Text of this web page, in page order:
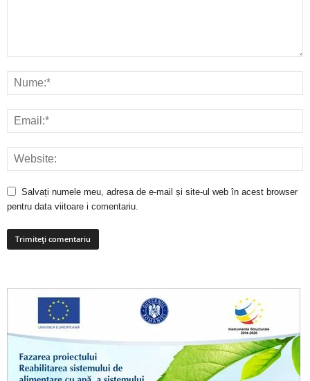
Salvați numele meu, adresa de e-mail și site-ul web în acest browser
pentru data viitoare i comentariu.